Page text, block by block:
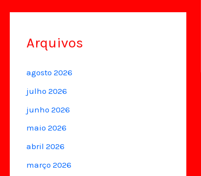
Arquivos
agosto 2026
julho 2026
junho 2026
maio 2026
abril 2026
março 2026